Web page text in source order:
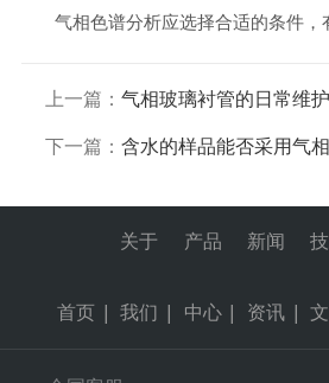
气相色谱分析应选择合适的条件，
上一篇： 气相玻璃衬管的日常维
下一篇： 含水的样品能否采用气
首页
关于
我们
产品
中心
新闻
资讯